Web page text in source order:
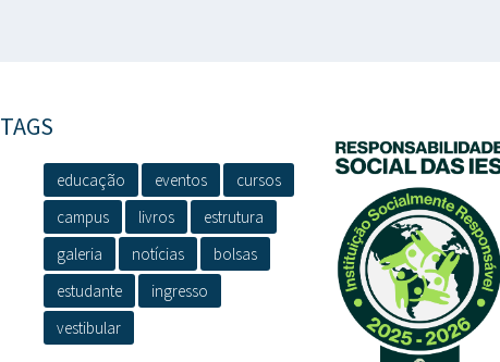
TAGS
educação eventos
cursos
campus
livros
estrutura
galeria
notícias
bolsas
estudante
ingresso
vestibular